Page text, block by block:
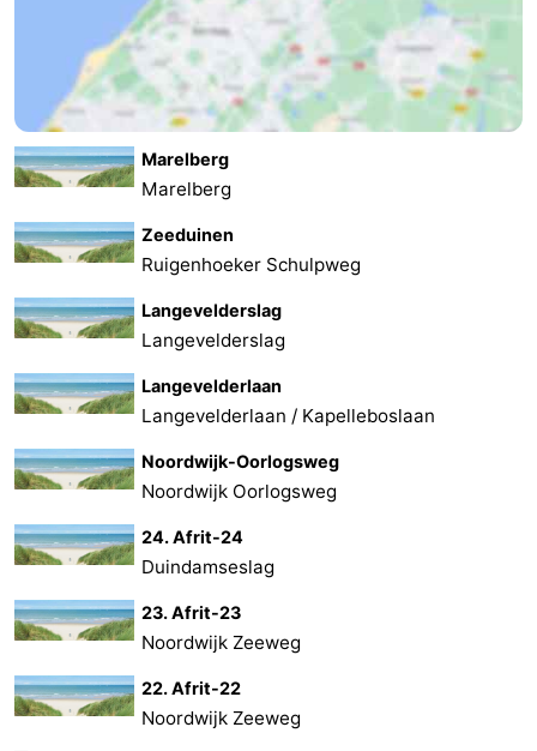
Marelberg
Marelberg
Zeeduinen
Ruigenhoeker Schulpweg
Langevelderslag
Langevelderslag
Langevelderlaan
Langevelderlaan / Kapelleboslaan
Noordwijk-Oorlogsweg
Noordwijk Oorlogsweg
24. Afrit-24
Duindamseslag
23. Afrit-23
Noordwijk Zeeweg
22. Afrit-22
Noordwijk Zeeweg